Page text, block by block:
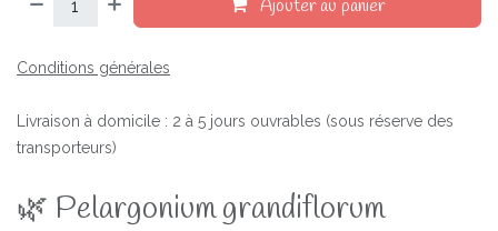
Ajouter au panier
Conditions générales
Livraison à domicile : 2 à 5 jours ouvrables (sous réserve des
transporteurs)
🌿 Pelargonium grandiflorum